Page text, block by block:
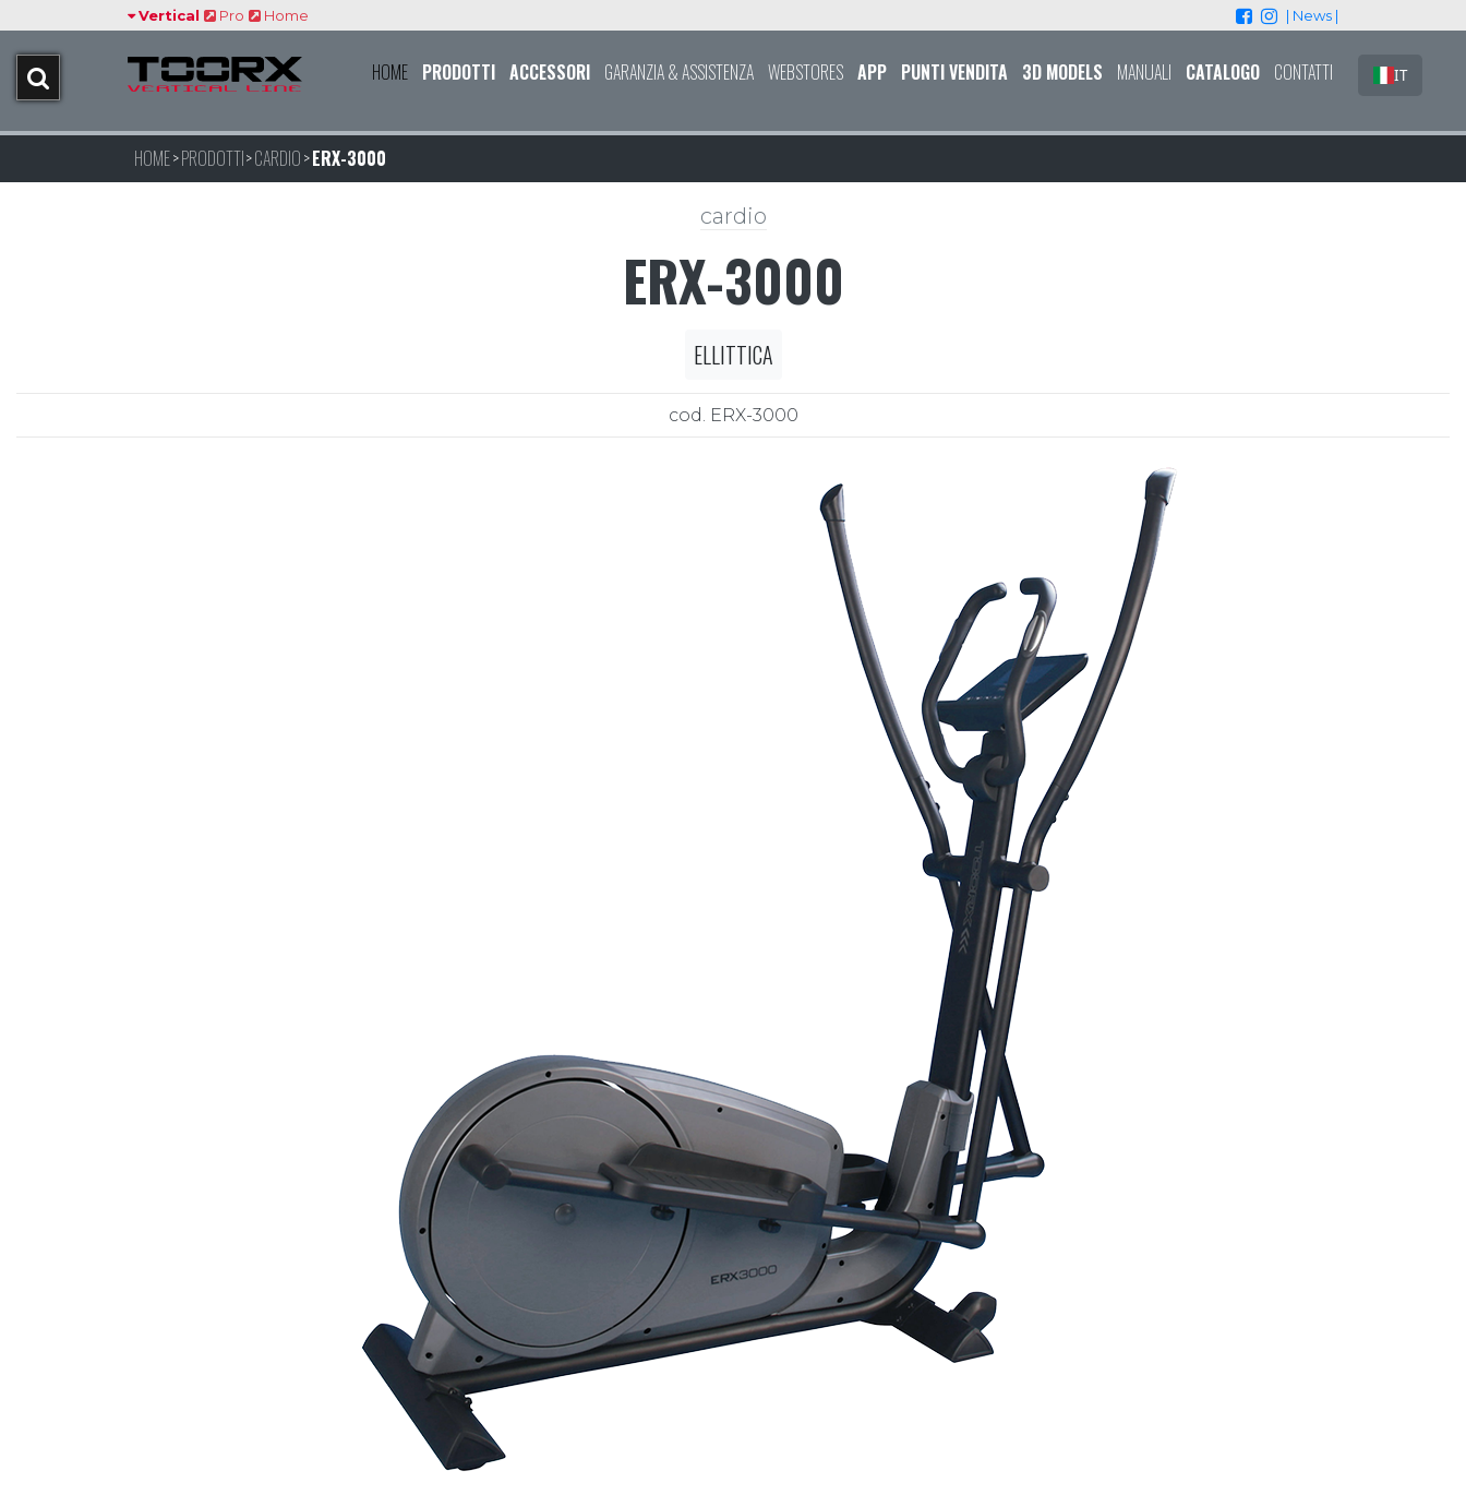
IT
Vertical Pro Home | News |
HOME PRODOTTI ACCESSORI GARANZIA & ASSISTENZA WEBSTORES APP PUNTI VENDITA 3D MODELS MANUALI CATALOGO CONTATTI
HOME PRODOTTI CARDIO ERX-3000
cardio
ERX-3000
ELLITTICA
cod. ERX-3000